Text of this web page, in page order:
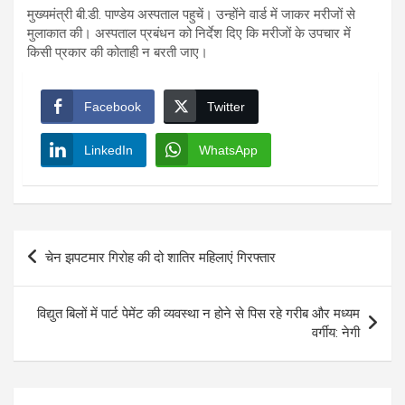
मुख्यमंत्री बी.डी. पाण्डेय अस्पताल पहुचें। उन्होंने वार्ड में जाकर मरीजों से
मुलाकात की। अस्पताल प्रबंधन को निर्देश दिए कि मरीजों के उपचार में
किसी प्रकार की कोताही न बरती जाए।
Facebook Twitter
LinkedIn WhatsApp
Post
navigation
चेन झपटमार गिरोह की दो शातिर महिलाएं गिरफ्तार
विद्युत बिलों में पार्ट पेमेंट की व्यवस्था न होने से पिस रहे गरीब और मध्यम
वर्गीय: नेगी